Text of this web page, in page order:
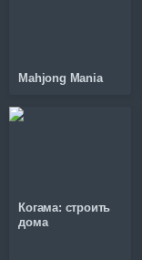
Mahjong Mania
Когама: строить
дома